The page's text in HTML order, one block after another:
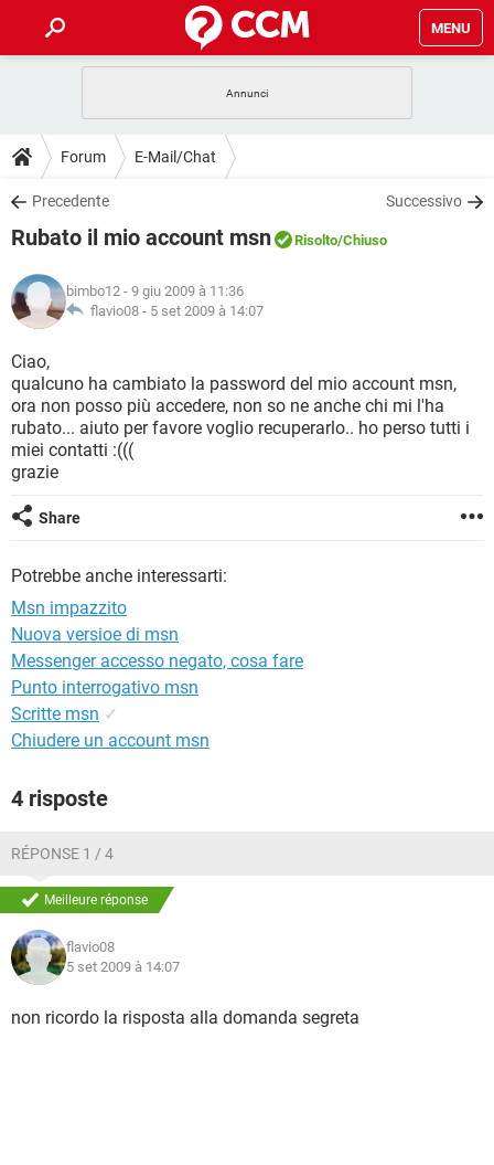
MENU
INTRATTENIMENTO
iOS
INSTAGRAM WHATSAPP
TIKTOK
HARDWARE
GUIDE
COVID-19
INSTAGRAM
TIKTOK
HARDWARE
DOWNLOAD
COVID-19 GAMING
INTRATTENIMENTO
iOS
INSTAGRAM
TIKTOK FACEBOOK
HARDWARE
COVID-19
INTRATTENIMENTO
iOS
INSTAGRAM WHATSAPP
TIKTOK
HARDWARE
GLOSSARIO
COVID-19
INTRATTENIMENTO ANDROID
iOS WINDOWS 10
INSTAGRAM
TIKTOK
Forum E-Mail/Chat
Precedente Successivo
Rubato il mio account msn Risolto/Chiuso
bimbo12 - 9 giu 2009 à 11:36
flavio08 - 5 set 2009 à 14:07
Ciao,
qualcuno ha cambiato la password del mio account msn,
ora non posso più accedere, non so ne anche chi mi l'ha
rubato... aiuto per favore voglio recuperarlo.. ho perso tutti i
miei contatti :(((
grazie
Share
Potrebbe anche interessarti:
Msn impazzito
Nuova versioe di msn
Messenger accesso negato, cosa fare
Punto interrogativo msn
Scritte msn ✓
Chiudere un account msn
4 risposte
RÉPONSE 1 / 4
Meilleure réponse
flavio08
5 set 2009 à 14:07
non ricordo la risposta alla domanda segreta